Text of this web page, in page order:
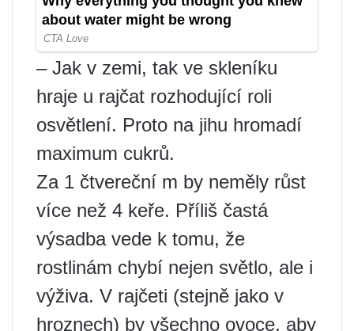
– Jak v zemi, tak ve skleníku
hraje u rajčat rozhodující roli
osvětlení. Proto na jihu hromadí
maximum cukrů.
Za 1 čtvereční m by neměly růst
více než 4 keře. Příliš častá
výsadba vede k tomu, že
rostlinám chybí nejen světlo, ale i
výživa. V rajčeti (stejně jako v
hroznech) by všechno ovoce, aby